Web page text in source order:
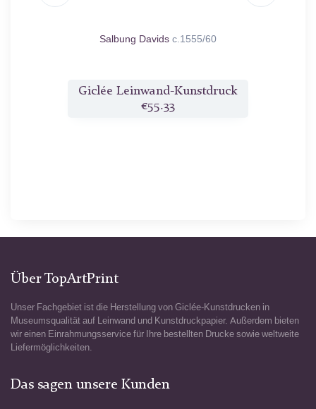
Salbung Davids c.1555/60
Giclée Leinwand-Kunstdruck
€55.33
Über TopArtPrint
Unser Fachgebiet ist die Herstellung von Giclée-Kunstdrucken in
Museumsqualität auf Leinwand und Kunstdruckpapier. Außerdem bieten
wir einen Einrahmungsservice für Ihre bestellten Drucke sowie weltweite
Liefermöglichkeiten.
Das sagen unsere Kunden